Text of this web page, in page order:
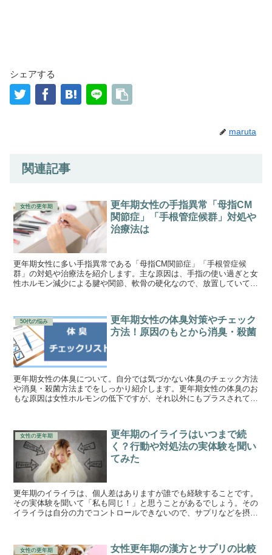
シェアする
maruta
関連記事
女性の更年期
更年期女性の手指異常「母指CM
関節症」「手根管症候群」対処や
治療法は
更年期女性に多い手指異常である「母指CM関節症」「手根管症候
群」の対処や治療法を紹介します。主な原因は、手指の使い過ぎと女
性ホルモン減少による腱や関節、軟骨の硬化なので、放置していても
50代の悩み
更年期女性の体臭対策やチェック
方法！原因のもとから消臭・殺菌
更年期女性の体臭について。自分では気づかない体臭のチェック方法
や消臭・殺菌方法までをしっかり紹介します。更年期女性の体臭のお
もな原因は女性ホルモンの低下ですが、それ以外にもプラスされてい
女性の更年期
更年期のイライラはいつまで続
く？行動や対処法の実体験を聞い
てみた
更年期のイライラは、個人差はありますが誰でも経験することです。
その実体験を聞いて「私も同じ！」と思うことがあるでしょう。その
イライラは自分の力でコントロールできないので、サプリなどを摂取
女性の更年期
女性更年期の漢方とサプリの比較